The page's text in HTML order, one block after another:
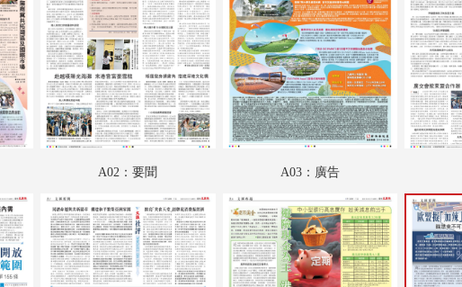
B05：文匯馬經
B06：文匯馬經
A02：要聞 A03：廣告